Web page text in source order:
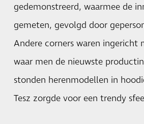
gedemonstreerd, waarmee de
gemeten, gevolgd door
Andere corners waren ingericht
waar men de nieuwste
stonden herenmodellen in
Tesz zorgde voor een trendy